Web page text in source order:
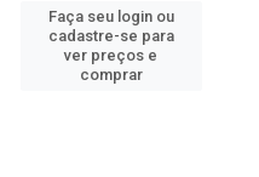
Faça seu login ou
cadastre-se para
ver preços e
comprar